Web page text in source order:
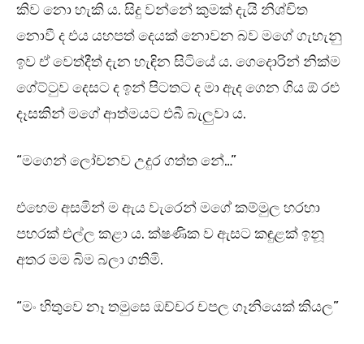
කිව නො හැකි ය. සිදු වන්නේ කුමක් දැයි නිශ්චිත
නොවී ද එය යහපත් දෙයක් නොවන බව මගේ ගැහැනු
ඉව ඒ වෙත්දීත් දැන හැඳින සිටියේ ය. ගෙදොරින් නික්ම
ගේට්ටුව දෙසට ද ඉන් පිටතට ද මා ඇද ගෙන ගිය ඕ රළු
දෑසකින් මගේ ආත්මයට එබී බැලුවා ය.
“මගෙන් ලෝචනව උදුර ගත්ත නේ…”
එහෙම අසමින් ම ඇය වැරෙන් මගේ කම්මුල හරහා
පහරක් එල්ල කළා ය. ක්ෂණික ව ඇසට කඳුළක් ඉනූ
අතර මම බිම බලා ගතිමි.
“මං හිතුවෙ නෑ තමුසෙ ඔච්චර චපල ගෑනියෙක් කියල”